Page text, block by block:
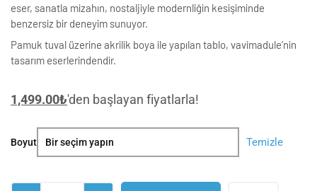
eser, sanatla mizahın, nostaljiyle modernliğin kesişiminde
benzersiz bir deneyim sunuyor.
Pamuk tuval üzerine akrilik boya ile yapılan tablo, vavimadule’nin
tasarım eserlerindendir.
1,499.00₺'den başlayan fiyatlarla!
Boyut Temizle